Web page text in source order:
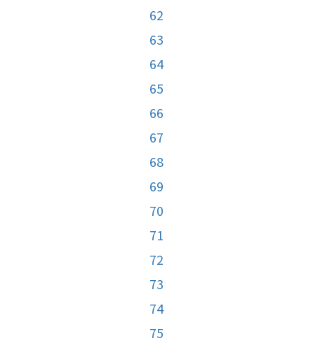
62
63
64
65
66
67
68
69
70
71
72
73
74
75